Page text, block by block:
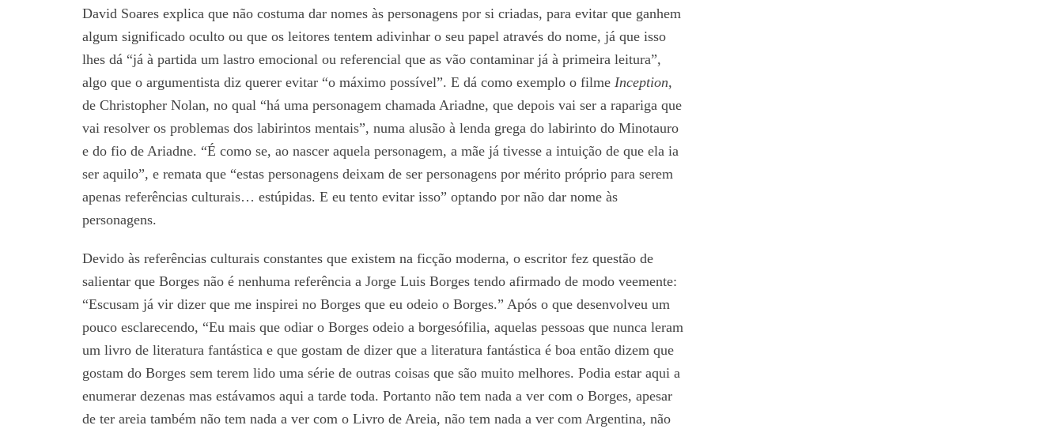
David Soares explica que não costuma dar nomes às personagens por si criadas, para evitar que ganhem
algum significado oculto ou que os leitores tentem adivinhar o seu papel através do nome, já que isso
lhes dá “já à partida um lastro emocional ou referencial que as vão contaminar já à primeira leitura”,
algo que o argumentista diz querer evitar “o máximo possível”. E dá como exemplo o filme Inception,
de Christopher Nolan, no qual “há uma personagem chamada Ariadne, que depois vai ser a rapariga que
vai resolver os problemas dos labirintos mentais”, numa alusão à lenda grega do labirinto do Minotauro
e do fio de Ariadne. “É como se, ao nascer aquela personagem, a mãe já tivesse a intuição de que ela ia
ser aquilo”, e remata que “estas personagens deixam de ser personagens por mérito próprio para serem
apenas referências culturais… estúpidas. E eu tento evitar isso” optando por não dar nome às
personagens.
Devido às referências culturais constantes que existem na ficção moderna, o escritor fez questão de
salientar que Borges não é nenhuma referência a Jorge Luis Borges tendo afirmado de modo veemente:
“Escusam já vir dizer que me inspirei no Borges que eu odeio o Borges.” Após o que desenvolveu um
pouco esclarecendo, “Eu mais que odiar o Borges odeio a borgesófilia, aquelas pessoas que nunca leram
um livro de literatura fantástica e que gostam de dizer que a literatura fantástica é boa então dizem que
gostam do Borges sem terem lido uma série de outras coisas que são muito melhores. Podia estar aqui a
enumerar dezenas mas estávamos aqui a tarde toda. Portanto não tem nada a ver com o Borges, apesar
de ter areia também não tem nada a ver com o Livro de Areia, não tem nada a ver com Argentina, não